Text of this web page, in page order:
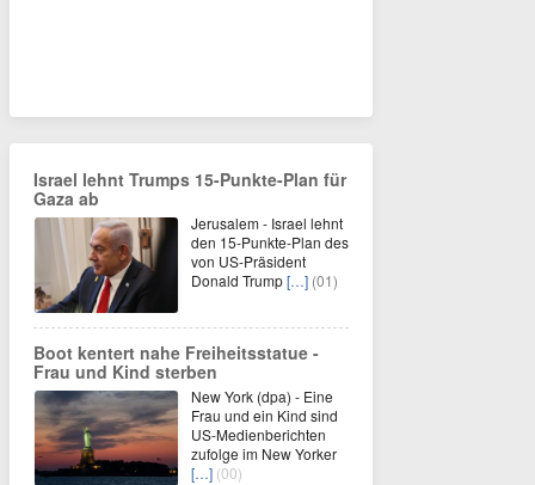
Israel lehnt Trumps 15-Punkte-Plan für
Gaza ab
Jerusalem - Israel lehnt
den 15-Punkte-Plan des
von US-Präsident
Donald Trump[…] (01)
Boot kentert nahe Freiheitsstatue -
Frau und Kind sterben
New York (dpa) - Eine
Frau und ein Kind sind
US-Medienberichten
zufolge im New Yorker
[…] (00)